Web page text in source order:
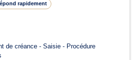
rapidement
de créance - Saisie - Procédure